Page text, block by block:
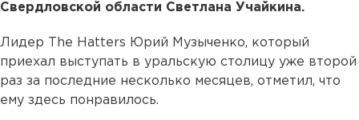
Свердловской области Светлана Учайкина.
Лидер The Hatters Юрий Музыченко, который
приехал выступать в уральскую столицу уже второй
раз за последние несколько месяцев, отметил, что
ему здесь понравилось.